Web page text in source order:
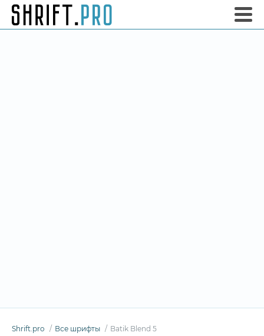
Shrift.pro Все шрифты Batik Blend 5